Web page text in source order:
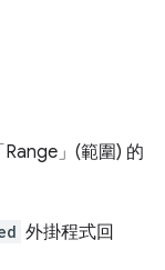
」(範圍) 的
外掛程式回